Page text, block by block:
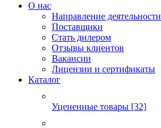
О нас
Направление деятельности
Поставщики
Стать дилером
Отзывы клиентов
Вакансии
Лицензии и сертификаты
Каталог
Уцененные товары [32]